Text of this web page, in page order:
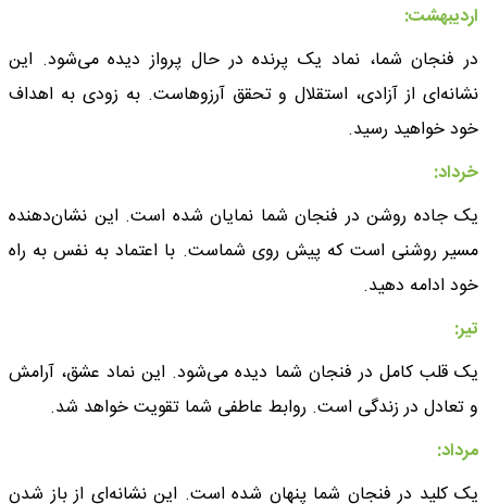
اردیبهشت:
در فنجان شما، نماد یک پرنده در حال پرواز دیده می‌شود. این
نشانه‌ای از آزادی، استقلال و تحقق آرزوهاست. به زودی به اهداف
خود خواهید رسید.
خرداد:
یک جاده روشن در فنجان شما نمایان شده است. این نشان‌دهنده
مسیر روشنی است که پیش روی شماست. با اعتماد به نفس به راه
خود ادامه دهید.
تیر:
یک قلب کامل در فنجان شما دیده می‌شود. این نماد عشق، آرامش
و تعادل در زندگی است. روابط عاطفی شما تقویت خواهد شد.
مرداد:
یک کلید در فنجان شما پنهان شده است. این نشانه‌ای از باز شدن